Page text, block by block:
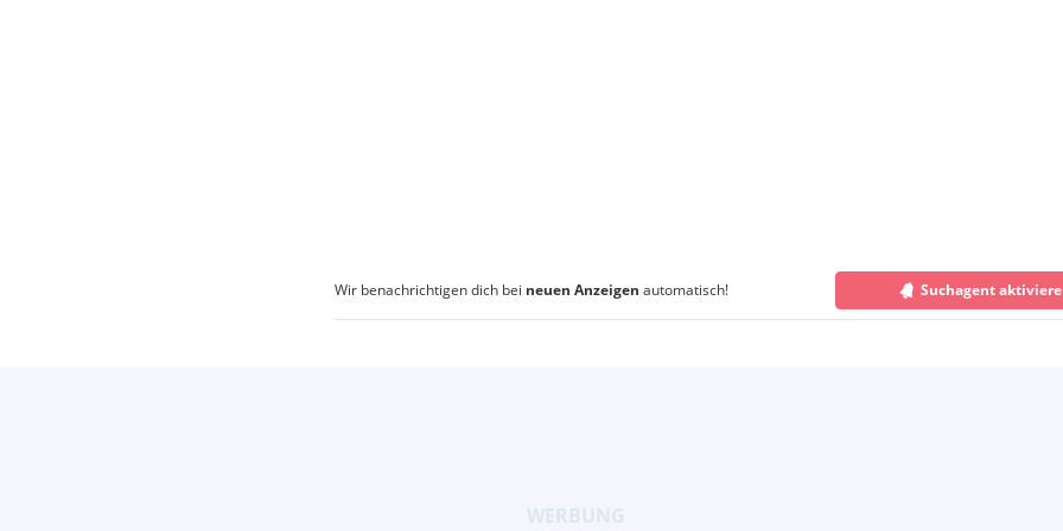
Wir benachrichtigen dich bei neuen Anzeigen automatisch! Suchagent